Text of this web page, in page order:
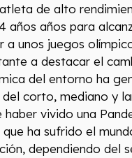
de alto
años años para
a unos juegos
a destacar el
del entorno ha
corto, mediano y
haber vivido una
ha sufrido el
dependiendo del